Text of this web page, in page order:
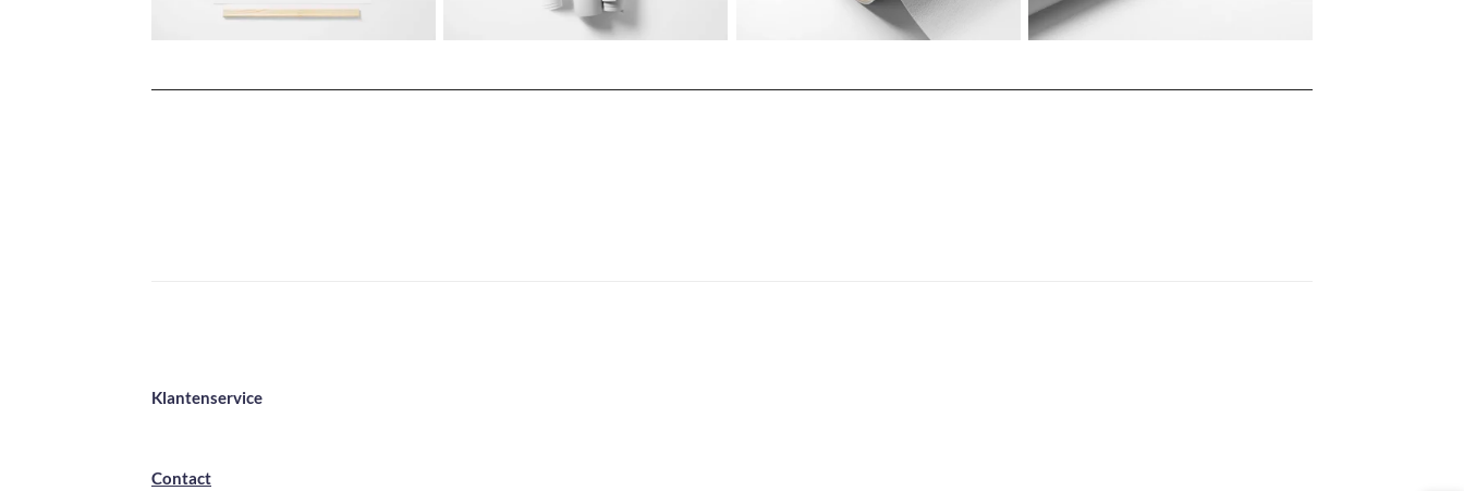
Klantenservice
Contact